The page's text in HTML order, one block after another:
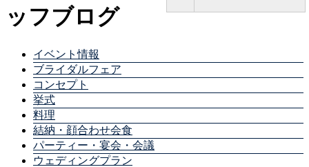
ッフブログ
イベント情報
ブライダルフェア
コンセプト
挙式
料理
結納・顔合わせ会食
パーティー・宴会・会議
ウェディングプラン